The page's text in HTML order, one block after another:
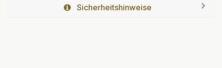
Sicherheitshinweise